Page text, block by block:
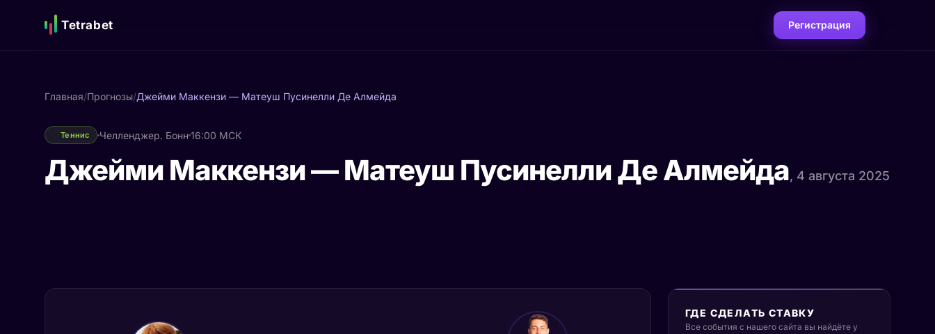
Tetrabet Регистрация
Главная/Прогнозы/Джейми Маккензи — Матеуш Пусинелли Де Алмейда
Теннис Челленджер. Бонн 16:00 МСК
Джейми Маккензи — Матеуш Пусинелли Де Алмейда, 4 августа 2025
ГДЕ СДЕЛАТЬ СТАВКУ
Все события с нашего сайта вы найдёте у